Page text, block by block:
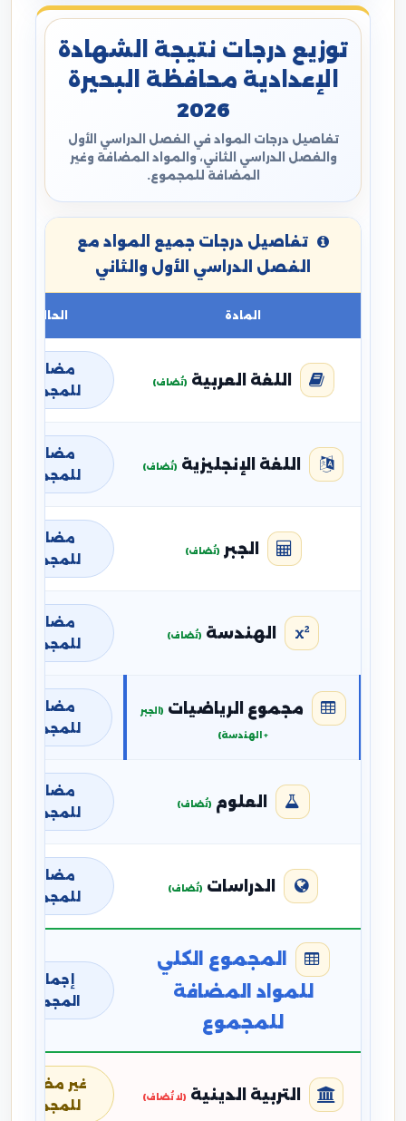
توزيع درجات نتيجة الشهادة
الإعدادية محافظة البحيرة
2026
تفاصيل درجات المواد في الفصل الدراسي الأول
والفصل الدراسي الثاني، والمواد المضافة وغير
المضافة للمجموع.
تفاصيل درجات جميع المواد مع
الفصل الدراسي الأول والثاني
المادة الحالة
اللغة العربية (تُضاف)
مضافة
للمجموع
اللغة الإنجليزية (تُضاف)
مضافة
للمجموع
الجبر (تُضاف)
مضافة
للمجموع
الهندسة (تُضاف)
مضافة
للمجموع
مجموع الرياضيات (الجبر
+ الهندسة)
مضافة
للمجموع
العلوم (تُضاف)
مضافة
للمجموع
الدراسات (تُضاف)
مضافة
للمجموع
المجموع الكلي
للمواد المضافة
للمجموع
إجمالي
المجموع
التربية الدينية (لا تُضاف)
غير مضافة
للمجموع